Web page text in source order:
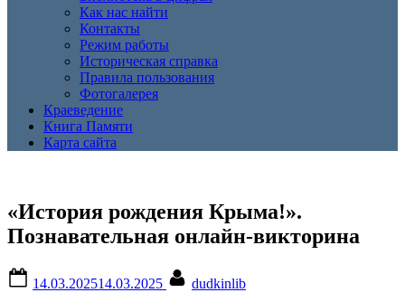
Как нас найти
Контакты
Режим работы
Историческая справка
Правила пользования
Фотогалерея
Краеведение
Книга Памяти
Карта сайта
«История рождения Крыма!».
Познавательная онлайн-викторина
on
14.03.202514.03.2025
dudkinlib